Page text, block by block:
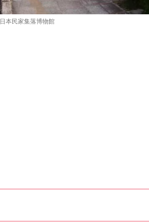
日本民家集落博物館